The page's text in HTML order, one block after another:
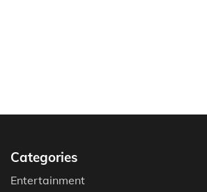
Categories
Entertainment